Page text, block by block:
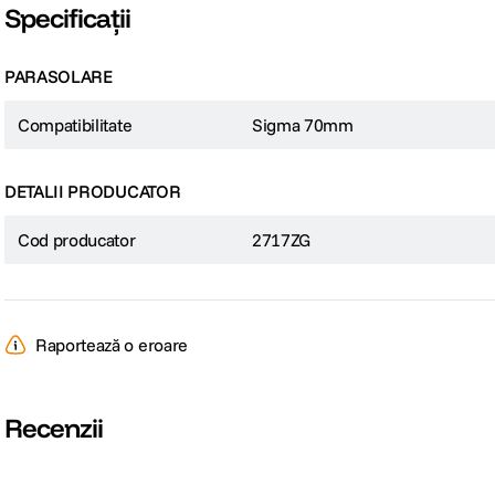
Specificații
PARASOLARE
Compatibilitate Sigma 70mm
DETALII PRODUCATOR
Cod producator 2717ZG
Raportează o eroare
Recenzii